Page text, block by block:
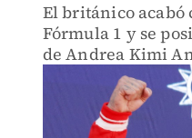
El británico acabó
Fórmula 1 y se
de Andrea Kimi